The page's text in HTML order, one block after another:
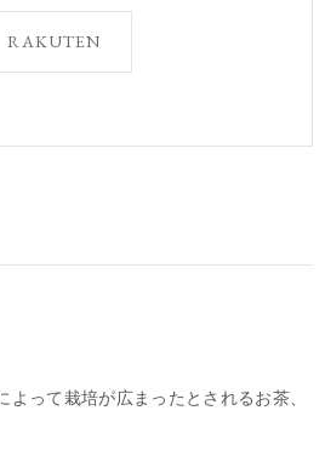
RAKUTEN
って栽培が広まったとされるお茶、